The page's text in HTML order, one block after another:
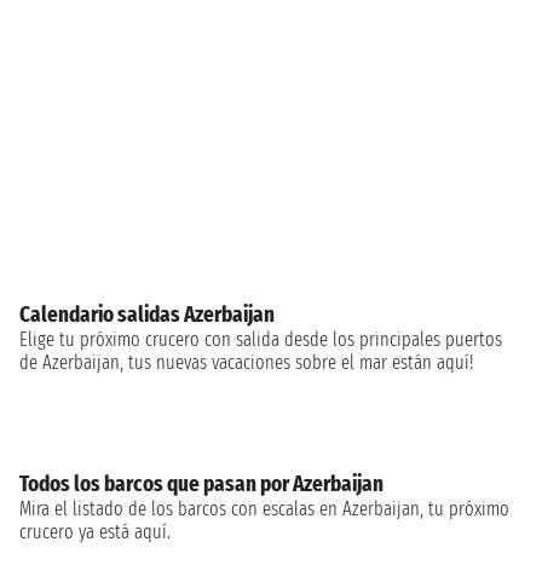
Calendario salidas Azerbaijan
Elige tu próximo crucero con salida desde los principales puertos
de Azerbaijan, tus nuevas vacaciones sobre el mar están aquí!
Todos los barcos que pasan por Azerbaijan
Mira el listado de los barcos con escalas en Azerbaijan, tu próximo
crucero ya está aquí.